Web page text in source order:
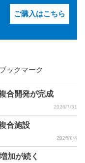
ご購入はこちら
ックマーク
合開発が完成
2026/7/31
合施設
2026/8/4
加が続く